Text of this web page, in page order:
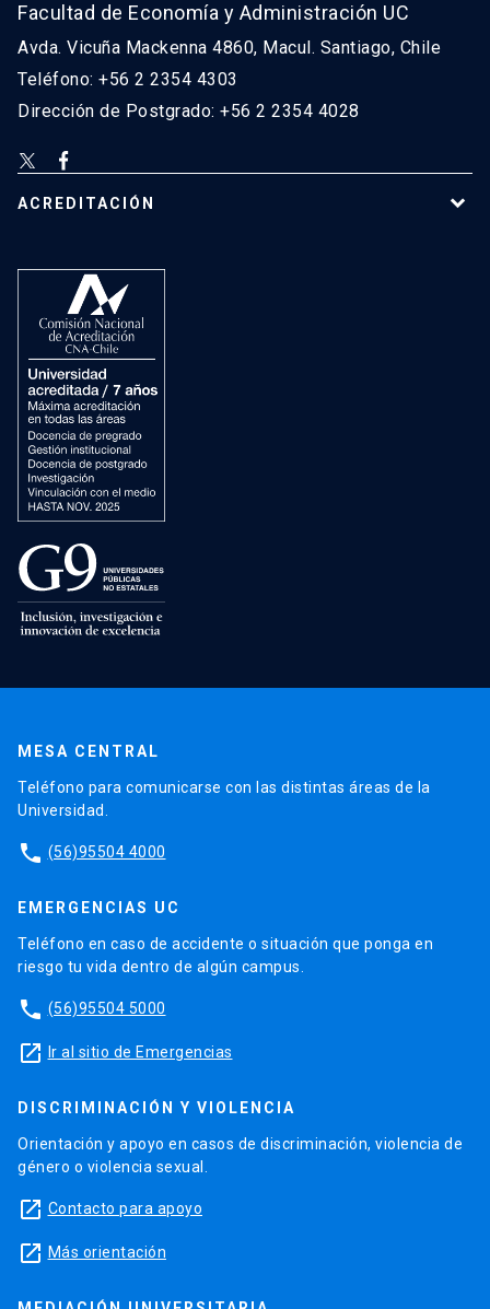
Facultad de Economía y Administración UC
Avda. Vicuña Mackenna 4860, Macul. Santiago, Chile
Teléfono: +56 2 2354 4303
Dirección de Postgrado: +56 2 2354 4028
ACREDITACIÓN
MESA CENTRAL
Teléfono para comunicarse con las distintas áreas de la
Universidad.
phone (56)95504 4000
EMERGENCIAS UC
Teléfono en caso de accidente o situación que ponga en
riesgo tu vida dentro de algún campus.
phone (56)95504 5000
launch Ir al sitio de Emergencias
DISCRIMINACIÓN Y VIOLENCIA
Orientación y apoyo en casos de discriminación, violencia de
género o violencia sexual.
launch Contacto para apoyo
launch Más orientación